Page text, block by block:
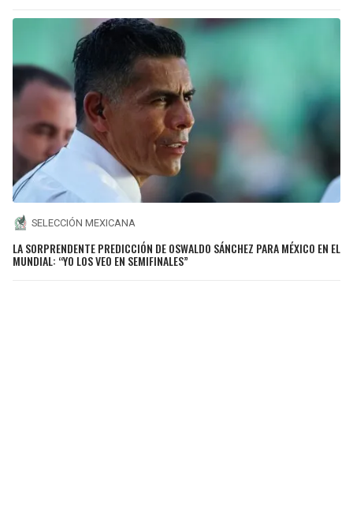
SELECCIÓN MEXICANA
LA SORPRENDENTE PREDICCIÓN DE OSWALDO SÁNCHEZ PARA MÉXICO EN EL
MUNDIAL: “YO LOS VEO EN SEMIFINALES”